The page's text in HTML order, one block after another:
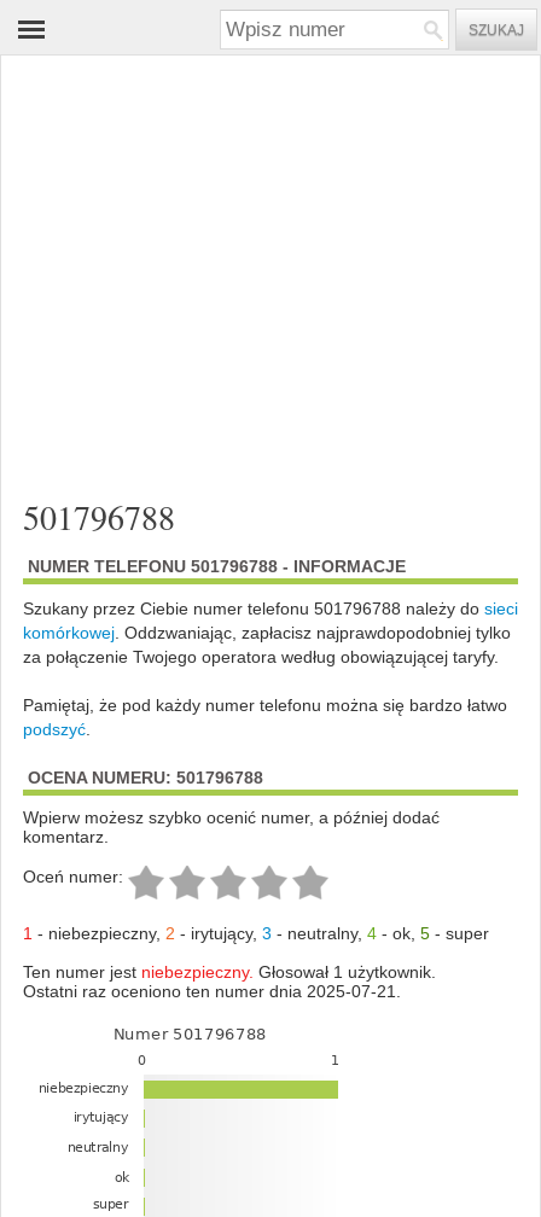
501796788
NUMER TELEFONU 501796788 - INFORMACJE
Szukany przez Ciebie numer telefonu 501796788 należy do sieci
komórkowej. Oddzwaniając, zapłacisz najprawdopodobniej tylko
za połączenie Twojego operatora według obowiązującej taryfy.
Pamiętaj, że pod każdy numer telefonu można się bardzo łatwo
podszyć.
OCENA NUMERU: 501796788
Wpierw możesz szybko ocenić numer, a później dodać
komentarz.
Oceń numer:
1 - niebezpieczny, 2 - irytujący, 3 - neutralny, 4- ok, 5- super
Ten numer jest niebezpieczny. Głosował 1 użytkownik.
Ostatni raz oceniono ten numer dnia 2025-07-21.